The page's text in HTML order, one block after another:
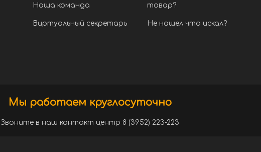
Наша команда
Виртуальный секретарь
товар?
Не нашел что искал?
Мы работаем круглосуточно
Звоните в наш контакт центр 8 (3952) 223-223